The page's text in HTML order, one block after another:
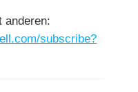
anderen:
subscribe?